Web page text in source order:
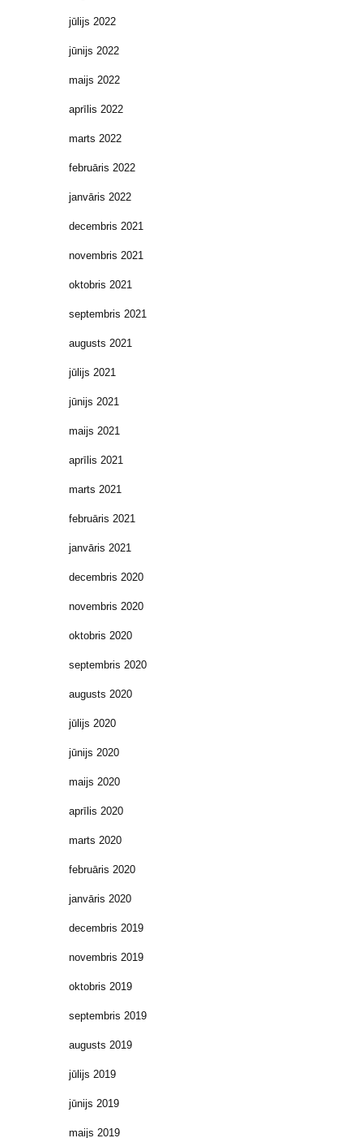
jūlijs 2022
jūnijs 2022
maijs 2022
aprīlis 2022
marts 2022
februāris 2022
janvāris 2022
decembris 2021
novembris 2021
oktobris 2021
septembris 2021
augusts 2021
jūlijs 2021
jūnijs 2021
maijs 2021
aprīlis 2021
marts 2021
februāris 2021
janvāris 2021
decembris 2020
novembris 2020
oktobris 2020
septembris 2020
augusts 2020
jūlijs 2020
jūnijs 2020
maijs 2020
aprīlis 2020
marts 2020
februāris 2020
janvāris 2020
decembris 2019
novembris 2019
oktobris 2019
septembris 2019
augusts 2019
jūlijs 2019
jūnijs 2019
maijs 2019